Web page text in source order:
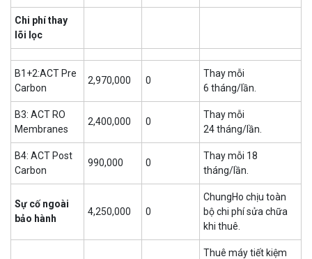
Chi phí thay
lõi lọc
B1+2:ACT Pre
Carbon
2,970,000 0
Thay mỗi
6 tháng/lần.
B3: ACT RO
Membranes
2,400,000 0
Thay mỗi
24 tháng/lần.
B4: ACT Post
Carbon
990,000 0
Thay mỗi 18
tháng/lần.
Sự cố ngoài
bảo hành
4,250,000 0
ChungHo chịu toàn
bộ chi phí sửa chữa
khi thuê.
Thuê máy tiết kiệm